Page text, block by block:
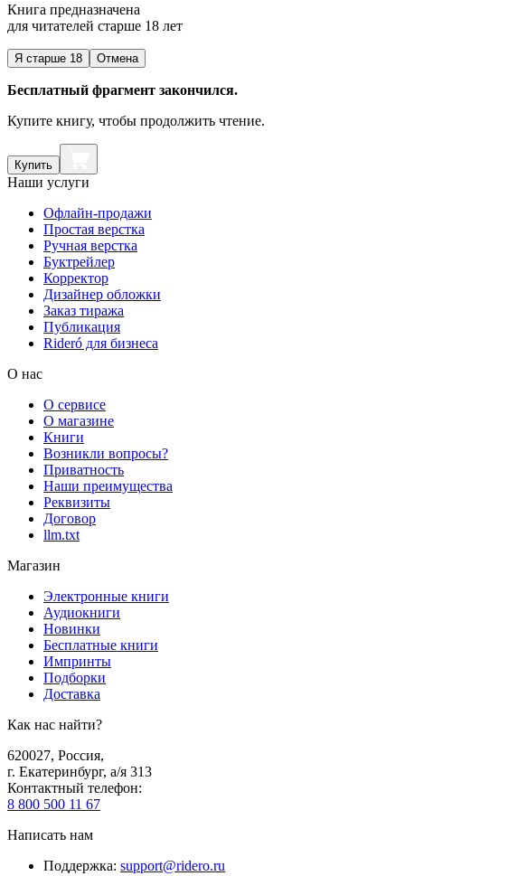
Книга предназначена
для читателей старше 18 лет
Я старше 18 Отмена
Бесплатный фрагмент закончился.
Купите книгу, чтобы продолжить чтение.
Купить
Наши услуги
Офлайн-продажи
Простая верстка
Ручная верстка
Буктрейлер
Корректор
Дизайнер обложки
Заказ тиража
Публикация
Rideró для бизнеса
О нас
О сервисе
О магазине
Книги
Возникли вопросы?
Приватность
Наши преимущества
Реквизиты
Договор
llm.txt
Магазин
Электронные книги
Аудиокниги
Новинки
Бесплатные книги
Импринты
Подборки
Доставка
Как нас найти?
620027, Россия,
г. Екатеринбург, а/я 313
Контактный телефон:
8 800 500 11 67
Написать нам
Поддержка: support@ridero.ru